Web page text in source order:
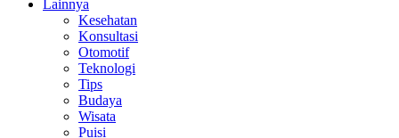
Lainnya
Kesehatan
Konsultasi
Otomotif
Teknologi
Tips
Budaya
Wisata
Puisi